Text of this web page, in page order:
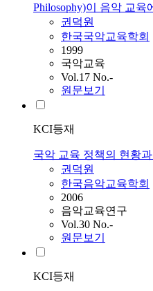
Philosophy)이 음악 교육
권덕원
한국국악교육학회
1999
국악교육
Vol.17 No.-
원문보기
KCI등재
국악 교육 정책의 현황과
권덕원
한국음악교육학회
2006
음악교육연구
Vol.30 No.-
원문보기
KCI등재